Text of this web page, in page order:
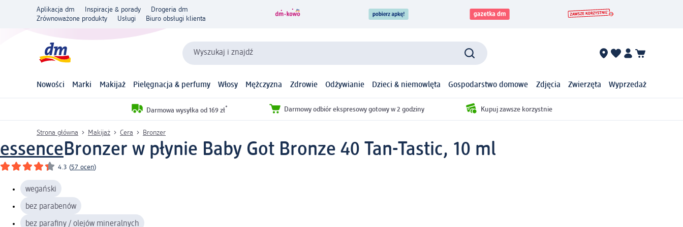
Aplikacja dm Inspiracje & porady
Drogeria dm
Zrównoważone produkty
Usługi Biuro obsługi klienta
Wyszukaj i znajdź
Nowości Marki Makijaż Pielęgnacja & perfumy Włosy Mężczyzna Zdrowie Odżywianie Dzieci & niemowlęta Gospodarstwo domowe Zdjęcia Zwierzęta Wyprzedaż
Darmowa wysyłka od 169 zł* Darmowy odbiór ekspresowy gotowy w 2 godziny Kupuj zawsze korzystnie
Strona główna Makijaż Cera Bronzer
essenceBronzer w płynie Baby Got Bronze 40 Tan-Tastic, 10 ml
4.3 (57 ocen)
wegański
bez parabenów
bez parafiny / olejów mineralnych